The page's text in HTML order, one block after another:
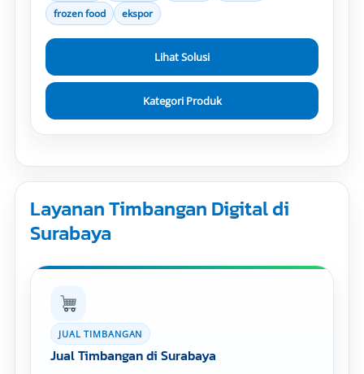
frozen food
ekspor
Lihat Solusi
Kategori Produk
Layanan Timbangan Digital di
Surabaya
JUAL TIMBANGAN
Jual Timbangan di Surabaya